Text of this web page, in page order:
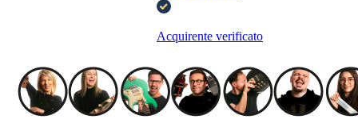
Acquirente verificato